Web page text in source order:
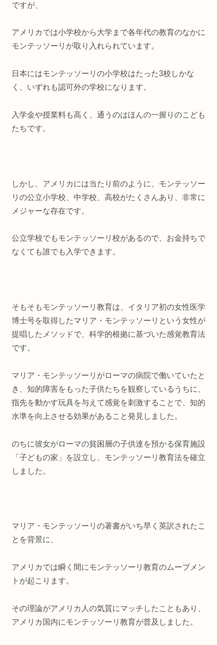
ですが、
アメリカでは小学校から大学まで各年代の教育のなかに
モンテッソーリが取り入れられています。
日本にはモンテッソーリの小学校はたった3校しかな
く、いずれも認可外の学校になります。
入学金や授業料も高く、通うのはほんの一握りのこども
たちです。
しかし、アメリカには当たり前のように、モンテッソー
リの公立小学校、中学校、高校がたくさんあり、非常に
メジャーな存在です。
公立学校でもモンテッソーリ校があるので、お金持ちで
なくても誰でも入学できます。
そもそもモンテッソーリ教育は、イタリア初の女性医学
博士号を取得したマリア・モンテッソーリという女性が
提唱したメソッドで、科学的根拠に基づいた感覚教育法
です。
マリア・モンテッソーリがローマの病院で働いていたと
き、知的障害をもった子供たちを観察しているうちに、
指先を動かす玩具を与えて感覚を刺激することで、知的
水準を向上させる効果があること発見しました。
のちに彼女がローマの貧困層の子供達を預かる保育施設
「子どもの家」を設立し、モンテッソーリ教育法を確立
しました。
マリア・モンテッソーリの著書がいち早く英訳されたこ
とを背景に、
アメリカでは瞬く間にモンテッソーリ教育のムーブメン
トが起こります。
その理論がアメリカ人の気質にマッチしたこともあり、
アメリカ国内にモンテッソーリ教育が普及しました。